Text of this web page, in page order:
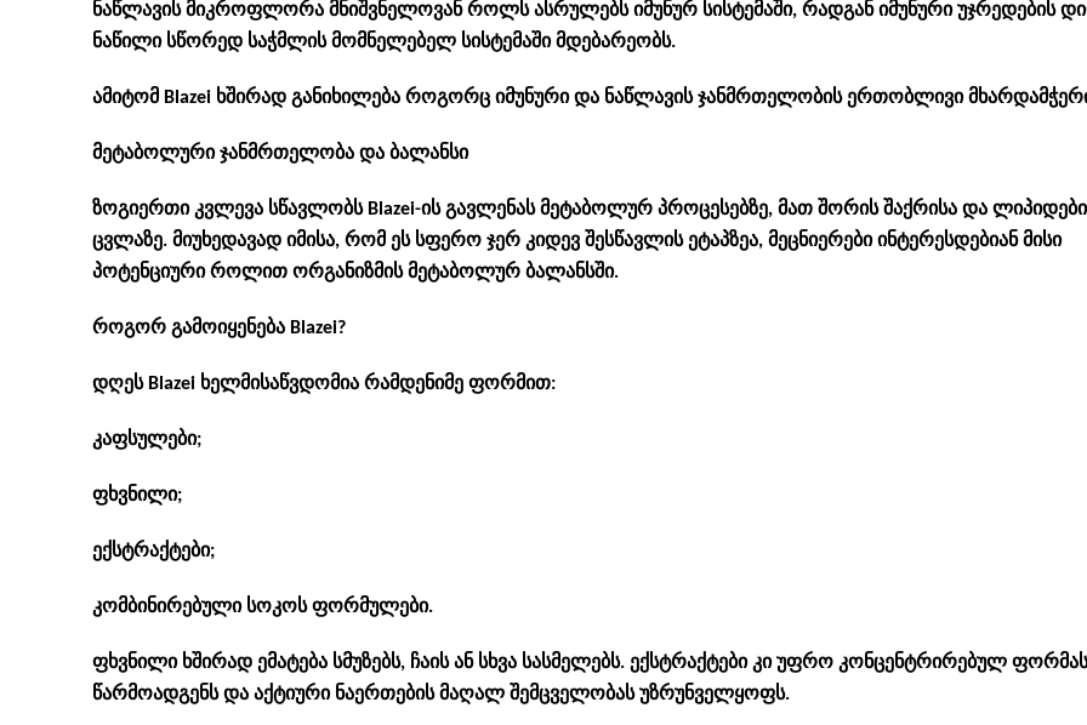
ნაწლავის მიკროფლორა მნიშვნელოვან როლს ასრულებს იმუნურ სისტემაში, რადგან იმუნური უჯრედების
ნაწილი სწორედ საჭმლის მომნელებელ სისტემაში მდებარეობს.
ამიტომ Blazei ხშირად განიხილება როგორც იმუნური და ნაწლავის ჯანმრთელობის ერთობლივი
მეტაბოლური ჯანმრთელობა და ბალანსი
ზოგიერთი კვლევა სწავლობს Blazei-ის გავლენას მეტაბოლურ პროცესებზე, მათ შორის შაქრისა და
ცვლაზე. მიუხედავად იმისა, რომ ეს სფერო ჯერ კიდევ შესწავლის ეტაპზეა, მეცნიერები ინტერესდებიან მისი
პოტენციური როლით ორგანიზმის მეტაბოლურ ბალანსში.
როგორ გამოიყენება Blazei?
დღეს Blazei ხელმისაწვდომია რამდენიმე ფორმით:
კაფსულები;
ფხვნილი;
ექსტრაქტები;
კომბინირებული სოკოს ფორმულები.
ფხვნილი ხშირად ემატება სმუზებს, ჩაის ან სხვა სასმელებს. ექსტრაქტები კი უფრო კონცენტრირებულ ფორმას
წარმოადგენს და აქტიური ნაერთების მაღალ შემცველობას უზრუნველყოფს.